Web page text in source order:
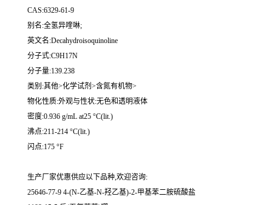
CAS:6329-61-9
别名:全氢异喹啉;
英文名:Decahydroisoquinoline
分子式:C9H17N
分子量:139.238
类别:其他>化学试剂>含氮有机物>
物化性质:外观与性状:无色和透明液体
密度:0.936 g/mL at25 °C(lit.)
沸点:211-214 °C(lit.)
闪点:175 °F
生产厂家优惠供应以下品种,欢迎咨询:
25646-77-9 4-(N-乙基-N-羟乙基)-2-甲基苯二胺硫酸盐